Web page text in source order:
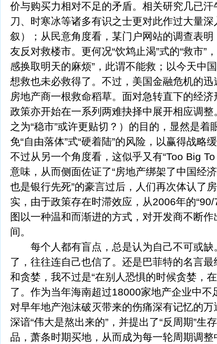
价与购买力相对不足的矛盾。相关研究几已
刀、时寒冰等诸多有识之士更对此作过大量
叙）；从民意角度看，某门户网站的调查表
友反对救楼市。更何况“饮鸩止渴”式的“救市”
感换取明天的麻烦”，此谓不能救；以今天中
想救也未必救得了。不过，美国金融危机的
房地产商一根救命稻草。面对急转直下的经
政策亦开始在一系列两难抉择中展开相应调整
之为“稳市”或许更贴切？）的目的，显然是着
免“自由落体”式“硬着陆”的风险，以赢得战略
不过从另一个角度看，这似乎又有“Too Big
意味，从而侧面佐证了“房地产绑架了中国经
也是银行先死”的豪言过后，人们再次体认了
实，由于政策存在时滞效应，从2006年的
图以一种温和而渐进的方式，对开发商不断
间。
每个人都有盲点，总是认为自己不可或缺
了，往往连自己也信了。还是巴菲特的名言
和贪婪，我不过是“在别人恐惧的时候贪婪，
了。作为当年海南超过18000家地产企业中不
对早年地产泡沫破灭带来的伤痛深有记忆的
深谙“伟大是熬出来的”，并提出了“反周期”
品，萧条时期买地，从而成为每一轮周期调整